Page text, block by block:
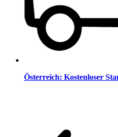
Österreich: Kostenloser